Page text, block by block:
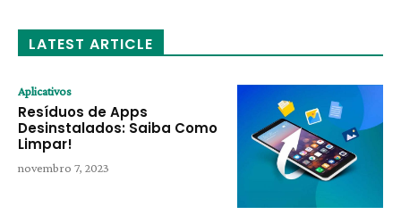
LATEST ARTICLE
Aplicativos
Resíduos de Apps
Desinstalados: Saiba Como
Limpar!
novembro 7, 2023